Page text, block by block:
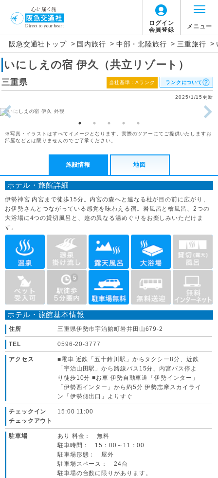
ログイン
会員登録
メニュー
阪急交通社トップ > 国内旅行 > 中部・北陸旅行 > 三重旅行 >
いにしえの宿 伊久（共立リゾート）
三重県 当社基準：Aランク ランクについて
2025/1/15更新
※写真・イラストはすべてイメージとなります。実際のツアーにてご提供いたしますお
部屋などとは限りませんのでご了承ください。
施設情報 地図
ホテル・旅館詳細
伊勢神宮 内宮まで徒歩15分。内宮の森へと連なる杜が目の前に広がり、
お伊勢さんとつながっている感覚を味わえる宿。岩風呂と檜風呂、2つの
大浴場に4つの貸切風呂と、趣の異なる湯めぐりをお楽しみいただけま
す。
ホテル・旅館基本情報
住所 三重県伊勢市宇治館町岩井田山679-2
TEL 0596-20-3777
アクセス
■電車 近鉄「五十鈴川駅」からタクシー8分、近鉄
「宇治山田駅」から路線バス15分、内宮バス停よ
り徒歩10分 ■お車 伊勢自動車道「伊勢インター」
「伊勢西インター」から約5分 伊勢志摩スカイライ
ン「伊勢側出口」よりすぐ
チェックイン
チェックアウト
15:00 11:00
駐車場
あり 料金： 無料
駐車時間： 15：00～11：00
駐車場形態： 屋外
駐車場スペース： 24台
駐車場の台数に限りがあります。